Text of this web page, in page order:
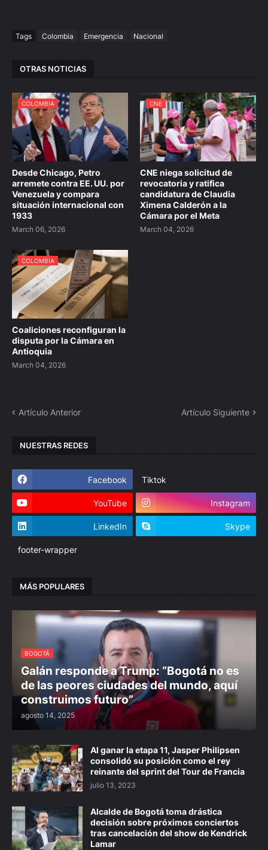
Tags Colombia Emergencia Nacional
OTRAS NOTICIAS
COLOMBIA
Desde Chicago, Petro
arremete contra EE. UU. por
Venezuela y compara
situación internacional con
1933
March 06, 2026
CNE
CNE niega solicitud de
revocatoria y ratifica
candidatura de Claudia
Ximena Calderón a la
Cámara por el Meta
March 04, 2026
COLOMBIA
Coaliciones reconfiguran la
disputa por la Cámara en
Antioquia
March 04, 2026
Artículo Anterior Artículo Siguiente
NUESTRAS REDES
Facebook Tiktok
YouTube Instagram
LinkedIn Skype
footer-wrapper
MÁS POPULARES
BOGOTÁ
Galán responde a Trump: “Bogotá no es
de las peores ciudades del mundo, aquí
construimos futuro”
agosto 14, 2025
Al ganar la etapa 11, Jasper Philipsen
consolidó su posición como el rey
reinante del sprint del Tour de Francia
julio 13, 2023
Alcalde de Bogotá toma drástica
decisión sobre próximos conciertos
tras cancelación del show de Kendrick
Lamar